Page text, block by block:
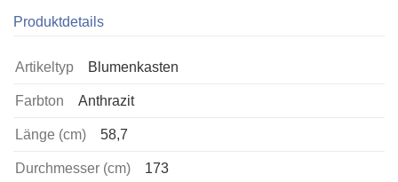
Produktdetails
Artikeltyp Blumenkasten
Farbton Anthrazit
Länge (cm) 58,7
Durchmesser (cm) 173